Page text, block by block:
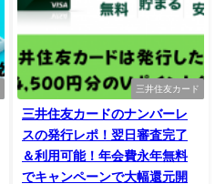
三井住友カード
三井住友カードのナンバーレ
スの発行レポ！翌日審査完了
＆利用可能！年会費永年無料
でキャンペーンで大幅還元開